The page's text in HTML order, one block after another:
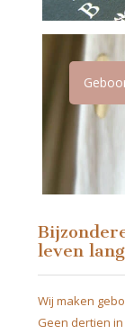
leven
Wij maken
Geen dertien